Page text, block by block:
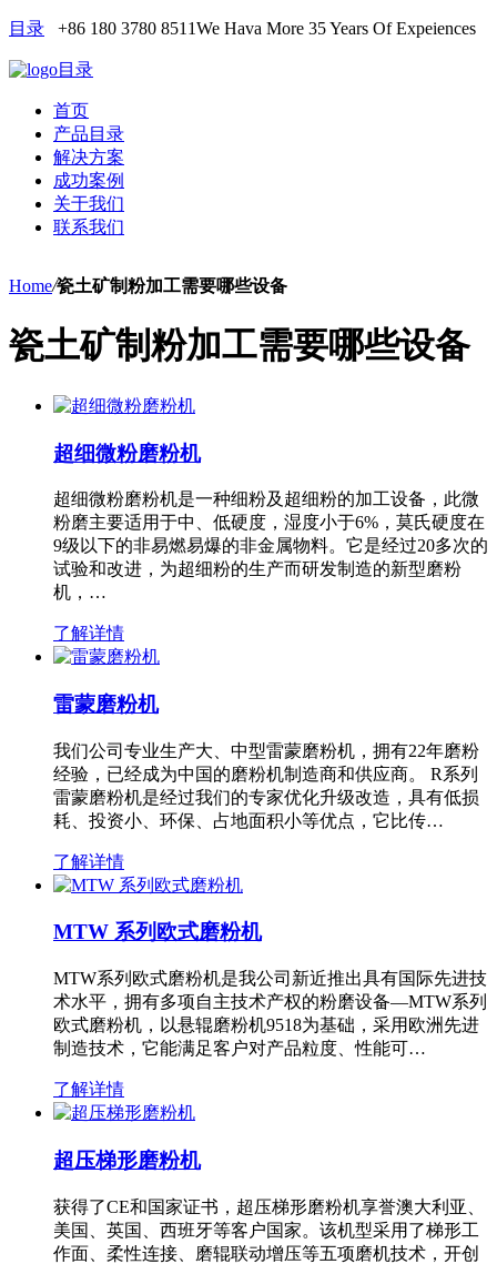
目录 +86 180 3780 8511We Hava More 35 Years Of Expeiences
目录
首页
产品目录
解决方案
成功案例
关于我们
联系我们
Home/瓷土矿制粉加工需要哪些设备
瓷土矿制粉加工需要哪些设备
超细微粉磨粉机
超细微粉磨粉机是一种细粉及超细粉的加工设备，此微
粉磨主要适用于中、低硬度，湿度小于6%，莫氏硬度在
9级以下的非易燃易爆的非金属物料。它是经过20多次的
试验和改进，为超细粉的生产而研发制造的新型磨粉
机，…
了解详情
雷蒙磨粉机
我们公司专业生产大、中型雷蒙磨粉机，拥有22年磨粉
经验，已经成为中国的磨粉机制造商和供应商。 R系列
雷蒙磨粉机是经过我们的专家优化升级改造，具有低损
耗、投资小、环保、占地面积小等优点，它比传…
了解详情
MTW 系列欧式磨粉机
MTW系列欧式磨粉机是我公司新近推出具有国际先进技
术水平，拥有多项自主技术产权的粉磨设备—MTW系列
欧式磨粉机，以悬辊磨粉机9518为基础，采用欧洲先进
制造技术，它能满足客户对产品粒度、性能可…
了解详情
超压梯形磨粉机
获得了CE和国家证书，超压梯形磨粉机享誉澳大利亚、
美国、英国、西班牙等客户国家。该机型采用了梯形工
作面、柔性连接、磨辊联动增压等五项磨机技术，开创